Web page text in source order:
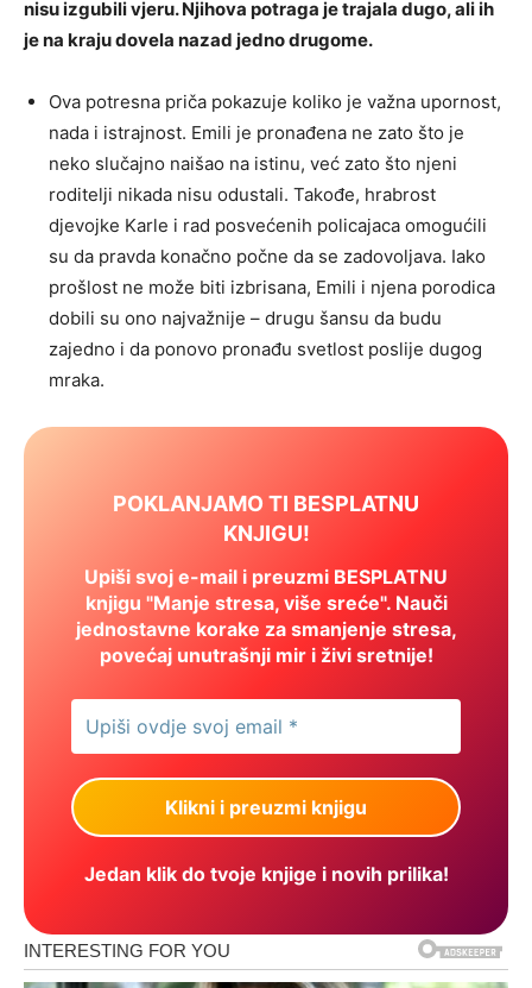
nisu izgubili vjeru. Njihova potraga je trajala dugo, ali ih
je na kraju dovela nazad jedno drugome.
Ova potresna priča pokazuje koliko je važna upornost,
nada i istrajnost. Emili je pronađena ne zato što je
neko slučajno naišao na istinu, već zato što njeni
roditelji nikada nisu odustali. Takođe, hrabrost
djevojke Karle i rad posvećenih policajaca omogućili
su da pravda konačno počne da se zadovoljava. Iako
prošlost ne može biti izbrisana, Emili i njena porodica
dobili su ono najvažnije – drugu šansu da budu
zajedno i da ponovo pronađu svetlost poslije dugog
mraka.
POKLANJAMO TI BESPLATNU
KNJIGU!
Upiši svoj e-mail i preuzmi BESPLATNU
knjigu "Manje stresa, više sreće". Nauči
jednostavne korake za smanjenje stresa,
povećaj unutrašnji mir i živi sretnije!
Jedan klik do tvoje knjige i novih prilika!